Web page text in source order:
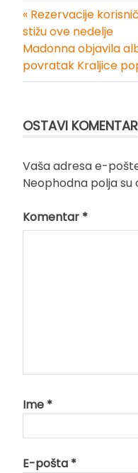
Kretanje
članka
« Rezervacije
stižu ove nedelje
Madonna objavila
povratak Kraljice
OSTAVI KOMENTAR
Vaša adresa e-
Neophodna polja su
Komentar *
Ime *
E-pošta *